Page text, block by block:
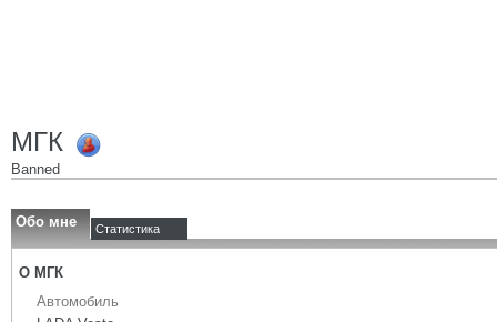
МГК
Banned
Обо мне Статистика
О МГК
Автомобиль